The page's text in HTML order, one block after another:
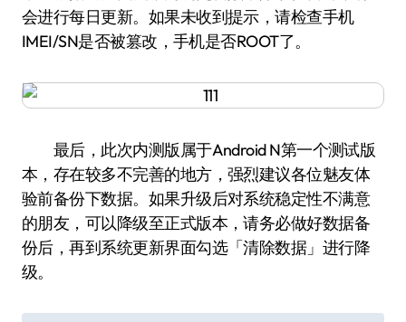
会进行每日更新。如果未收到提示，请检查手机
IMEI/SN是否被篡改，手机是否ROOT了。
最后，此次内测版属于Android N第一个测试版
本，存在较多不完善的地方，强烈建议各位魅友体
验前备份下数据。如果升级后对系统稳定性不满意
的朋友，可以降级至正式版本，请务必做好数据备
份后，再到系统更新界面勾选「清除数据」进行降
级。